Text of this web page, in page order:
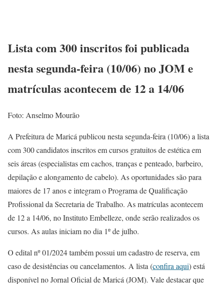
Lista com 300 inscritos foi publicada
nesta segunda-feira (10/06) no JOM e
matrículas acontecem de 12 a 14/06
Foto: Anselmo Mourão
A Prefeitura de Maricá publicou nesta segunda-feira (10/06) a lista
com 300 candidatos inscritos em cursos gratuitos de estética em
seis áreas (especialistas em cachos, tranças e penteado, barbeiro,
depilação e alongamento de cabelo). As oportunidades são para
maiores de 17 anos e integram o Programa de Qualificação
Profissional da Secretaria de Trabalho. As matrículas acontecem
de 12 a 14/06, no Instituto Embelleze, onde serão realizados os
cursos. As aulas iniciam no dia 1º de julho.
O edital nº 01/2024 também possui um cadastro de reserva, em
caso de desistências ou cancelamentos. A lista (confira aqui) está
disponível no Jornal Oficial de Maricá (JOM). Vale destacar que